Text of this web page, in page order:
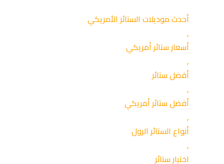
أحدث موديلات الستائر الأمريكي
,
أسعار ستائر أمريكي
,
أفضل ستائر
,
أفضل ستائر أمريكي
,
أنواع الستائر الرول
,
اختيار ستائر